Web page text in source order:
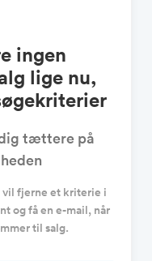
ingen
lige nu,
tættere på
vil fjerne et kriterie i
og få en e-mail, når
til salg.